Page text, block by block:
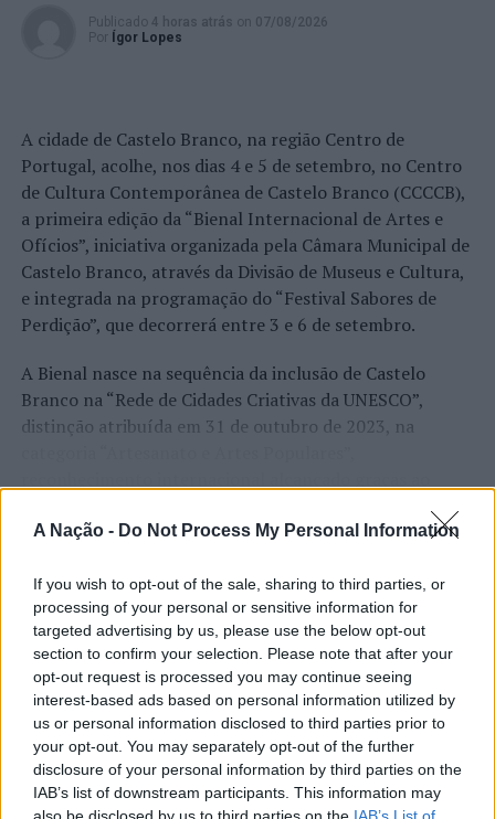
A Nação - Do Not Process My Personal Information
If you wish to opt-out of the sale, sharing to third parties, or
processing of your personal or sensitive information for
targeted advertising by us, please use the below opt-out
section to confirm your selection. Please note that after your
opt-out request is processed you may continue seeing
interest-based ads based on personal information utilized by
us or personal information disclosed to third parties prior to
your opt-out. You may separately opt-out of the further
disclosure of your personal information by third parties on the
IAB’s list of downstream participants. This information may
Publicado 4 horas atrás on 07/08/2026
Por
Ígor Lopes
A cidade de Castelo Branco, na região Centro de
Portugal, acolhe, nos dias 4 e 5 de setembro, no Centro
de Cultura Contemporânea de Castelo Branco (CCCCB),
a primeira edição da “Bienal Internacional de Artes e
Ofícios”, iniciativa organizada pela Câmara Municipal de
Castelo Branco, através da Divisão de Museus e Cultura,
e integrada na programação do “Festival Sabores de
Perdição”, que decorrerá entre 3 e 6 de setembro.
A Bienal nasce na sequência da inclusão de Castelo
Branco na “Rede de Cidades Criativas da UNESCO”,
distinção atribuída em 31 de outubro de 2023, na
“valor patrimonial, artístico e identitário” do “Bordado
de Castelo Branco”, uma das manifestações mais
da identidade albicastrense.
Ao longo de dois dias, especialistas nacionais e
internacionais, investigadores, artesãos, representantes
institucionais, organismos públicos, instituições de
ensino superior e cidades pertencentes à “Rede de
Cidades Criativas da UNESCO” discutirão políticas
públicas, inovação, empreendedorismo,
internacionalização, cooperação entre territórios,
CONTINUAR A LER
ATUALIDADE
Covilhã: Especialista aponta
investimento estrangeiro e
valorização imobiliária como
motores do crescimento da Beira
Interior